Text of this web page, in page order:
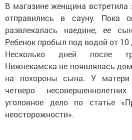
В магазине женщина встретила
отправились в сауну. Пока
развлекалась наедине, ее
Ребенок пробыл под водой от 10
Несколько дней после
Нижнекамска не появлялась
на похороны сына. У матери
четверо
уголовное дело по статье
неосторожности».